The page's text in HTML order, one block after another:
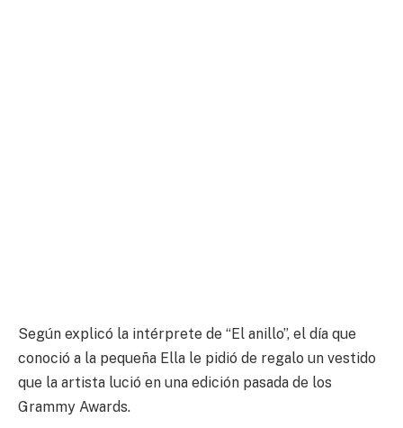
Según explicó la intérprete de “El anillo”, el día que
conoció a la pequeña Ella le pidió de regalo un vestido
que la artista lució en una edición pasada de los
Grammy Awards.